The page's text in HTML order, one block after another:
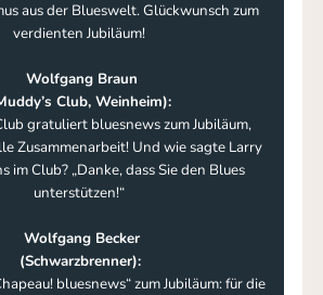
aus der Blueswelt. Glückwunsch zum
verdienten Jubiläum!
Wolfgang Braun
Club, Weinheim):
gratuliert bluesnews zum Jubiläum,
Zusammenarbeit! Und wie sagte Larry
im Club? „Danke, dass Sie den Blues
unterstützen!“
Wolfgang Becker
(Schwarzbrenner):
bluesnews“ zum Jubiläum: für die